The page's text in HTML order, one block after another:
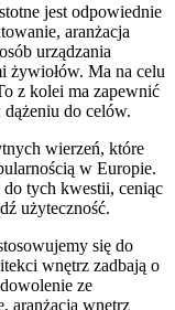
jest odpowiednie
aranżacja
urządzania
żywiołów. Ma na celu
z kolei ma zapewnić
do celów.
wierzeń, które
w Europie.
do tych kwestii, ceniąc
użyteczność.
się do
wnętrz zadbają o
ze
aranżacja wnętrz